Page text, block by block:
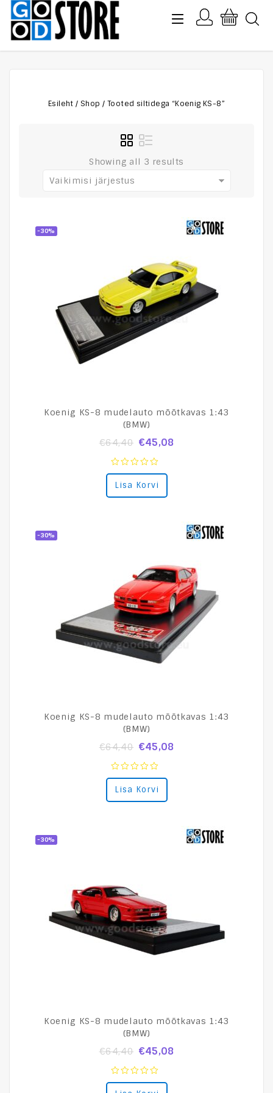
Esileht / Shop / Tooted siltidega “Koenig KS-8”
Showing all 3 results
Vaikimisi järjestus
-30%
Koenig KS-8 mudelauto mõõtkavas 1:43
(BMW)
€64,40 €45,08
0
out
of
Lisa Korvi
-30%
Koenig KS-8 mudelauto mõõtkavas 1:43
(BMW)
€64,40 €45,08
0
out
of
Lisa Korvi
-30%
Koenig KS-8 mudelauto mõõtkavas 1:43
(BMW)
€64,40 €45,08
0